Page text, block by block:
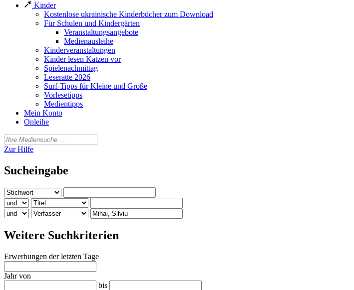
Kinder
Kostenlose ukrainische Kinderbücher zum Download
Für Schulen und Kindergärten
Veranstaltungsangebote
Medienausleihe
Kinderveranstaltungen
Kinder lesen Katzen vor
Spielenachmittag
Leseratte 2026
Surf-Tipps für Kleine und Große
Vorlesetipps
Medientipps
Mein Konto
Onleihe
Zur Hilfe
Sucheingabe
Weitere Suchkriterien
Erwerbungen der letzten Tage
Jahr von
bis